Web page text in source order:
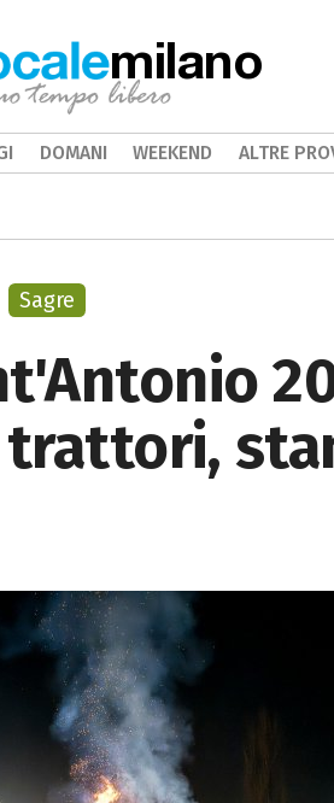
Sagre
milano
DOMANI WEEKEND ALTRE